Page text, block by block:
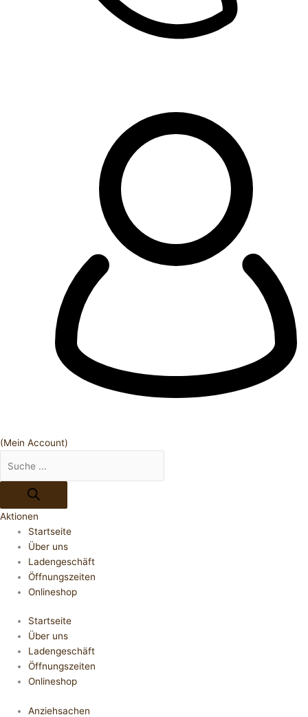
(Mein Account)
Aktionen
Startseite
Über uns
Ladengeschäft
Öffnungszeiten
Onlineshop
Startseite
Über uns
Ladengeschäft
Öffnungszeiten
Onlineshop
Anziehsachen